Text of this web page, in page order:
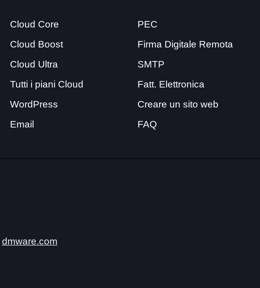
Cloud Core
Cloud Boost
Cloud Ultra
Tutti i piani Cloud
WordPress
Email
PEC
Firma Digitale Remota
SMTP
Fatt. Elettronica
Creare un sito web
FAQ
dmware.com